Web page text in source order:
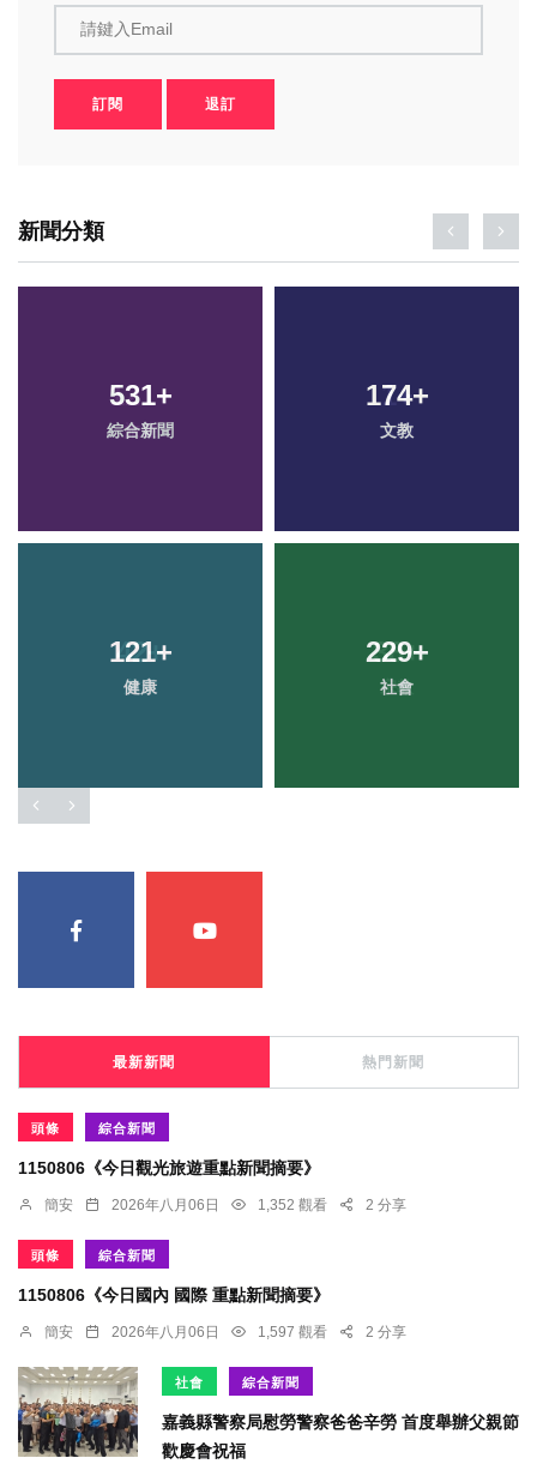
請鍵入Email
訂閱 退訂
新聞分類
531+
綜合新聞
174+
文教
121+
健康
229+
社會
最新新聞 熱門新聞
頭條 綜合新聞
1150806《今日觀光旅遊重點新聞摘要》
簡安 2026年八月06日 1,352 觀看 2 分享
頭條 綜合新聞
1150806《今日國內 國際 重點新聞摘要》
簡安 2026年八月06日 1,597 觀看 2 分享
社會 綜合新聞
嘉義縣警察局慰勞警察爸爸辛勞 首度舉辦父親節
歡慶會祝福